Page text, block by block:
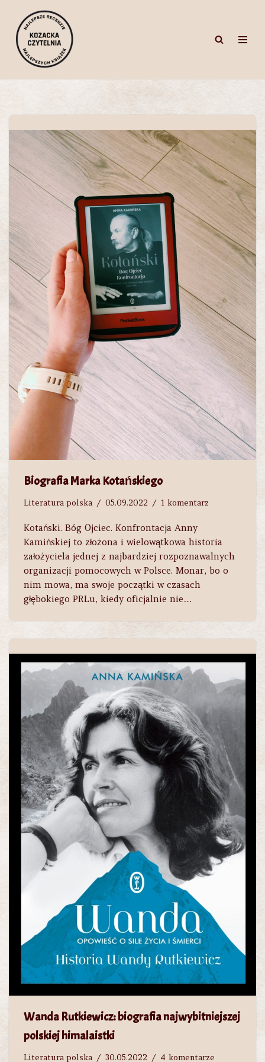
Przejdź
do
treści
Biografia Marka Kotańskiego
Literatura polska 05.09.2022 1 komentarz
Kotański. Bóg Ojciec. Konfrontacja Anny
Kamińskiej to złożona i wielowątkowa historia
założyciela jednej z najbardziej rozpoznawalnych
organizacji pomocowych w Polsce. Monar, bo o
nim mowa, ma swoje początki w czasach
głębokiego PRLu, kiedy oficjalnie nie…
Wanda Rutkiewicz: biografia najwybitniejszej
polskiej himalaistki
Literatura polska 30.05.2022 4 komentarze